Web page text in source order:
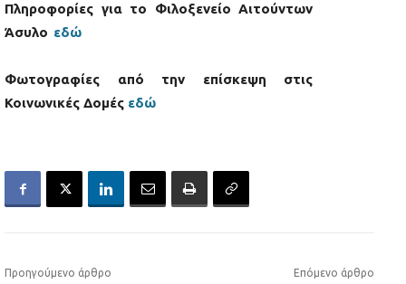
Πληροφορίες για το Φιλοξενείο Αιτούντων
Άσυλο εδώ
Φωτογραφίες από την επίσκεψη στις
Κοινωνικές Δομές εδώ
Προηγούμενο άρθρο Επόμενο άρθρο